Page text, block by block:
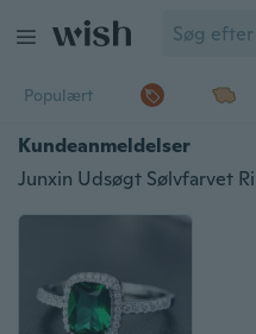
Populært
Kundeanmeldelser